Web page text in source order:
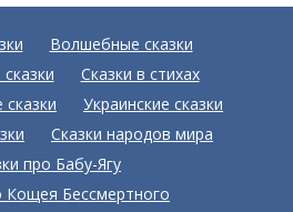
Волшебные сказки
Сказки в стихах
Украинские сказки
Сказки народов мира
про Бабу-Ягу
Кощея Бессмертного